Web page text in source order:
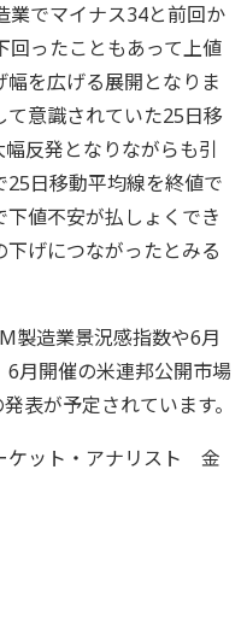
業でマイナス34と前回か
回ったこともあって上値
を広げる展開となりま
て意識されていた25日移
反発となりながらも引
日移動平均線を終値で
値不安が払しょくでき
げにつながったとみる
製造業景況感指数や6月
月開催の米連邦公開市場
表が予定されています。
ケット・アナリスト 金